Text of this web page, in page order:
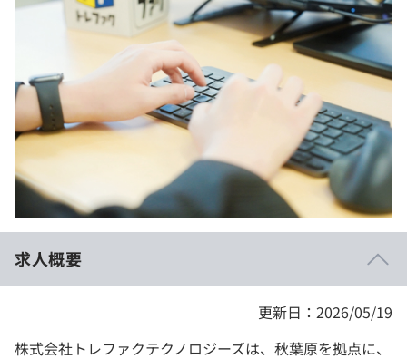
就活成功ガイド
リファレンス
プラン
個人向けプラン
学校向けプラン
契約内容・クーポン
再チャレンジ結果一覧
paiza times
求人概要
更新日：2026/05/19
株式会社トレファクテクノロジーズは、秋葉原を拠点に、